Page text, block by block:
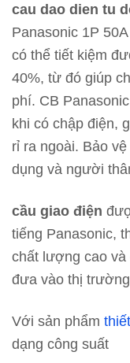
cau dao dien tu
Panasonic 1P
có thể tiết kiệm
40%, từ đó giúp
phí. CB
khi có chập điện,
rỉ ra ngoài. Bảo
dụng và người
cầu giao điện
tiếng Panasonic,
chất lượng cao
đưa vào thị
Với sản phẩm
dạng công suất